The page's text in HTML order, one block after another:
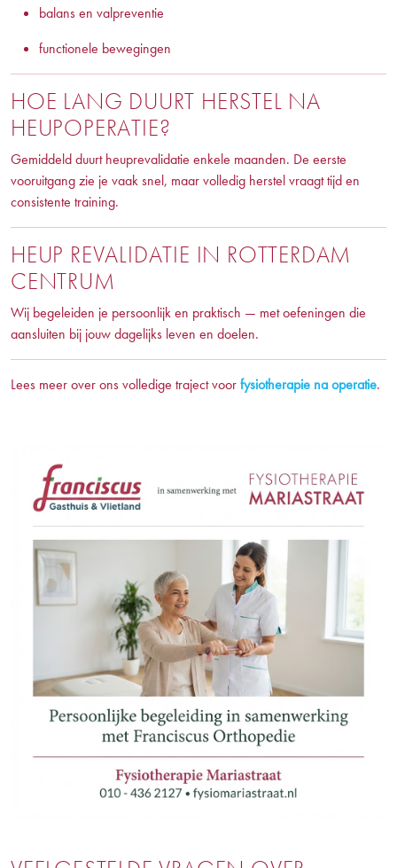
balans en valpreventie
functionele bewegingen
HOE LANG DUURT HERSTEL NA
HEUPOPERATIE?
Gemiddeld duurt heuprevalidatie enkele maanden. De eerste
vooruitgang zie je vaak snel, maar volledig herstel vraagt tijd en
consistente training.
HEUP REVALIDATIE IN ROTTERDAM
CENTRUM
Wij begeleiden je persoonlijk en praktisch — met oefeningen die
aansluiten bij jouw dagelijks leven en doelen.
Lees meer over ons volledige traject voorfysiotherapie na operatie.